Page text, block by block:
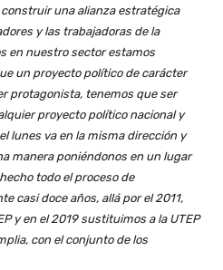
una alianza estratégica
y las trabajadoras de la
en nuestro sector estamos
un proyecto político de carácter
protagonista, tenemos que ser
proyecto político nacional y
lunes va en la misma dirección y
manera poniéndonos en un lugar
todo el proceso de
casi doce años, allá por el 2011,
y en el 2019 sustituimos a la UTEP
con el conjunto de los